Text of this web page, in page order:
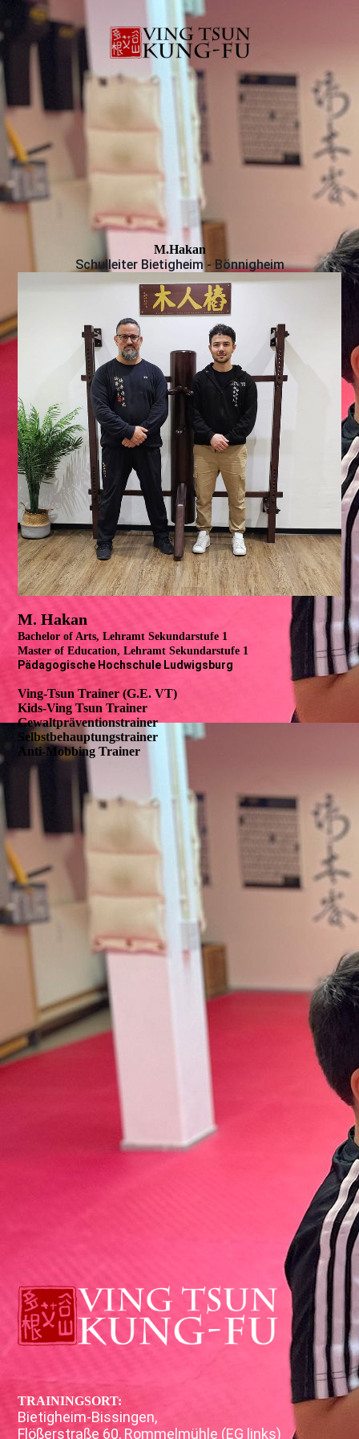
M.Hakan
Schulleiter Bietigheim - Bönnigheim
M. Hakan
Bachelor of Arts, Lehramt Sekundarstufe 1
Master of Education, Lehramt Sekundarstufe 1
Pädagogische Hochschule Ludwigsburg
Ving-Tsun Trainer (G.E. VT)
Kids-Ving Tsun Trainer
Gewaltpräventionstrainer
Selbstbehauptungstrainer
Anti-Mobbing Trainer
TRAININGSORT:
Bietigheim-Bissingen,
Flößerstraße 60, Rommelmühle (EG links)